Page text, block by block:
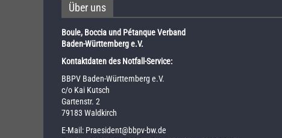
Über uns
Boule, Boccia und Pétanque Verband
Baden-Württemberg e.V.
Kontaktdaten des Notfall-Service:
BBPV Baden-Württemberg e.V.
c/o Kai Kutsch
Gartenstr. 2
79183 Waldkirch
E-Mail: Praesident@bbpv-bw.de